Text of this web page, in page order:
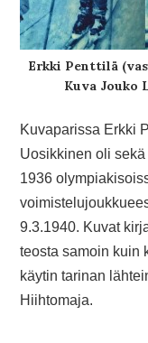
Erkki Penttilä
Kuva Jouko
Kuvaparissa Erkki
Uosikkinen oli
1936
9.3.1940. Kuvat
teosta samoin kuin
käytin tarinan
Hiihtomaja.